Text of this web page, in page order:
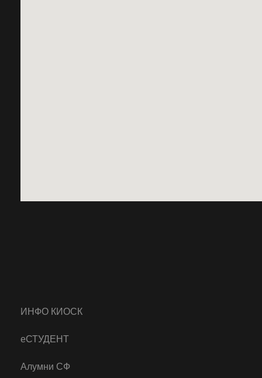
ИНФО КИОСК
еСТУДЕНТ
Алумни СФ